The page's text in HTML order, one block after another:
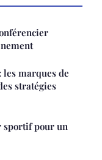
marques de
stratégies
sportif pour un